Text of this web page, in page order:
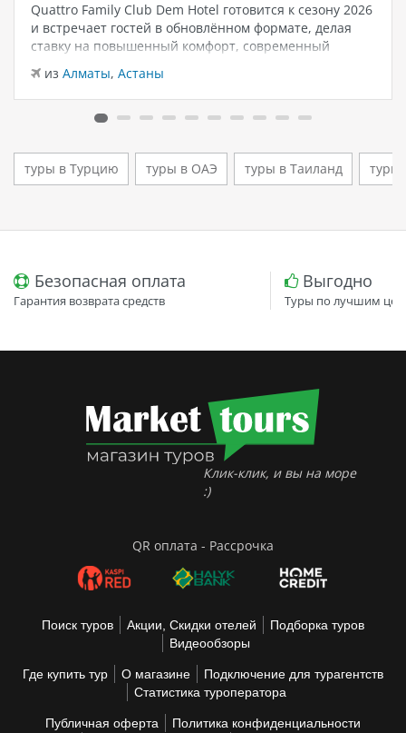
Quattro Family Club Dem Hotel готовится к сезону 2026
и встречает гостей в обновлённом формате, делая
ставку на повышенный комфорт, современный
дизайн и атмосферу спокойного семейного отдыха у
моря. Отель остаётся популярным выбором для тех,
кто ищет семейный отель в…
из Алматы, Астаны
туры в Турцию туры в ОАЭ туры в Таиланд туры
Безопасная оплата
Гарантия возврата средств
Выгодно
Туры по лучшим
Клик-клик, и вы на море
:)
QR оплата - Рассрочка
Поиск туров Акции, Скидки отелей
Подборка туров
Видеообзоры
Где купить тур О магазине
Подключение для турагентств
Статистика туроператора
Публичная оферта
Политика конфиденциальности